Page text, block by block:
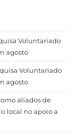
Voluntariado
agosto
Voluntariado
agosto
aliados de
local no apoio a